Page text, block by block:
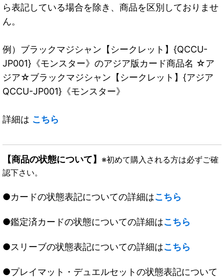
ら表記している場合を除き、商品を区別しておりませ
ん。
例）ブラックマジシャン【シークレット】{QCCU-
JP001}《モンスター》のアジア版カード商品名 ☆ア
ジア☆ブラックマジシャン【シークレット】{アジア
QCCU-JP001}《モンスター》
詳細は こちら
【商品の状態について】 ※初めて購入される方は必ずご確
認下さい。
●カードの状態表記についての詳細はこちら
●鑑定済カードの状態についての詳細はこちら
●スリーブの状態表記についての詳細はこちら
●プレイマット・デュエルセットの状態表記について